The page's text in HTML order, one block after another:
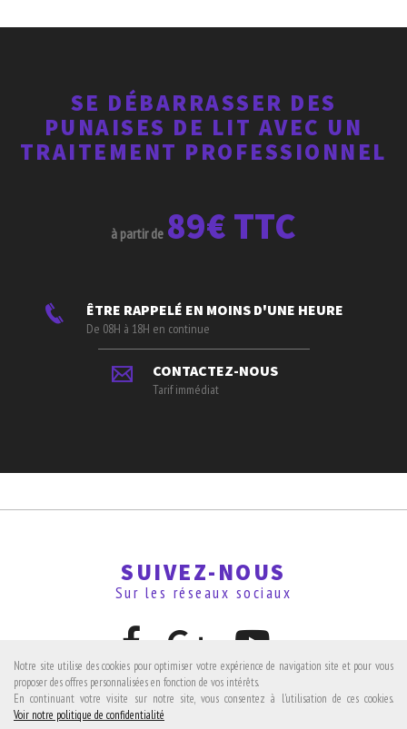
SE DÉBARRASSER DES
PUNAISES DE LIT AVEC UN
TRAITEMENT PROFESSIONNEL
à partir de 89€ TTC
ÊTRE RAPPELÉ EN MOINS D'UNE HEURE
De 08H à 18H en continue
CONTACTEZ-NOUS
Tarif immédiat
SUIVEZ-NOUS
Sur les réseaux sociaux
Notre site utilise des cookies pour optimiser votre expérience de navigation site et pour vous
proposer des offres personnalisées en fonction de vos intérêts.
En continuant votre visite sur notre site, vous consentez à l'utilisation de ces cookies.
Voir notre politique de confidentialité